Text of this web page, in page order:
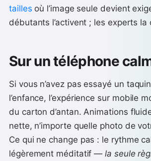
tailles où l’image seule devient
débutants l’activent ; les experts la
Sur un téléphone
Si vous n’avez pas essayé un
l’enfance, l’expérience sur mobile
du carton d’antan. Animations
nette, n’importe quelle photo de
Ce qui ne change pas : le rythme
légèrement méditatif —la seule